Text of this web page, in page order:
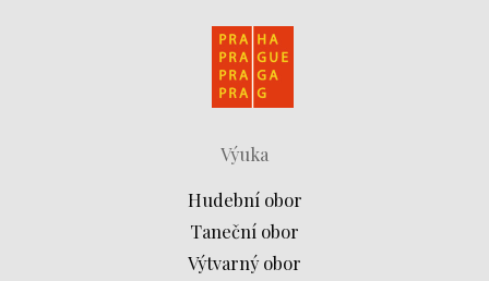
Výuka
Hudební obor
Taneční obor
Výtvarný obor